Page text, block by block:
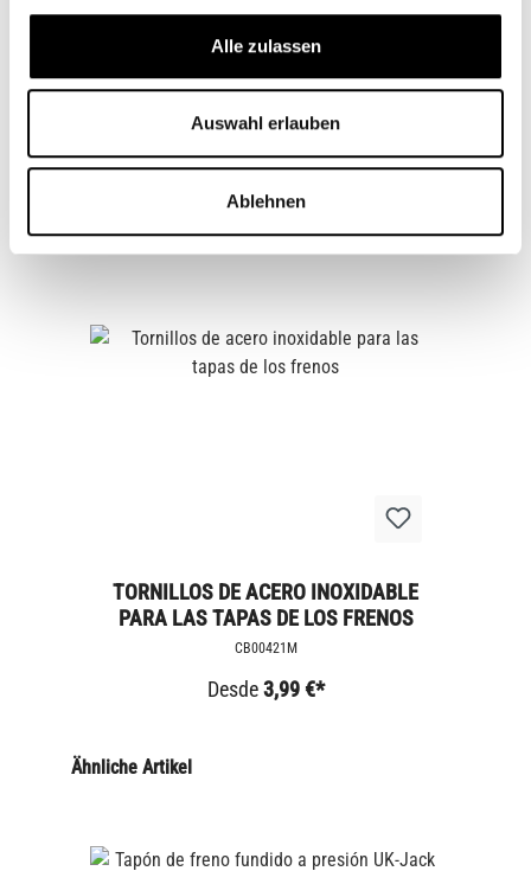
Alle zulassen
Auswahl erlauben
Ablehnen
Adecuado para
Preguntas sobre el artículo
TORNILLOS DE ACERO INOXIDABLE
PARA LAS TAPAS DE LOS FRENOS
CB00421M
Desde3,99 €*
Ähnliche Artikel